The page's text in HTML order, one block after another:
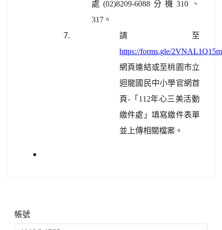
處(02)8209-6088分機310、
317。
請至
https://forms.gle/
網頁連結或至桃園市立
迴龍國民中小學官網首
頁-「112年心三美活動
繳件處」填寫繳件表單
並上傳相關檔案。
帳號